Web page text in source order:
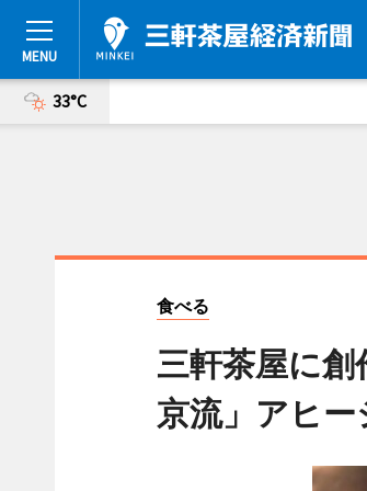
33°C
食べる
三軒茶屋に
京流」アヒ